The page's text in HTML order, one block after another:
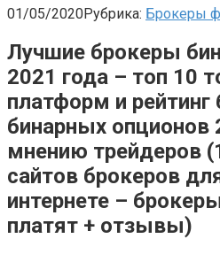
01/05/2020Рубрика: Брокеры
Лучшие брокеры
2021 года – топ 10
платформ и рейтинг
бинарных опционов
мнению трейдеров
сайтов брокеров
интернете –
платят + отзывы)